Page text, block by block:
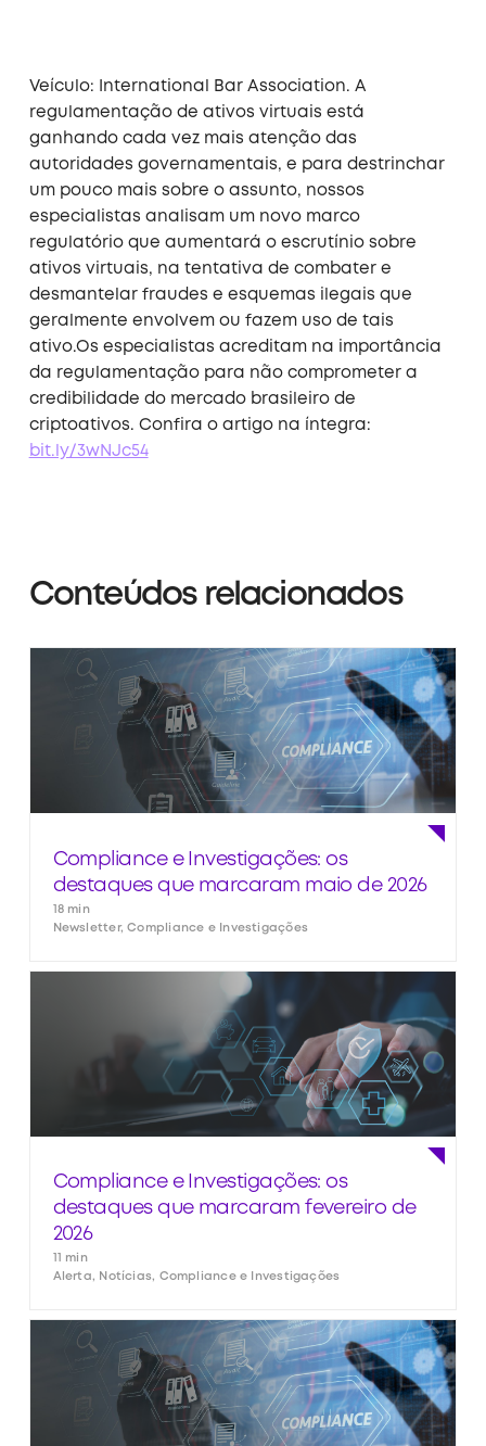
Veículo: International Bar Association. A
regulamentação de ativos virtuais está
ganhando cada vez mais atenção das
autoridades governamentais, e para destrinchar
um pouco mais sobre o assunto, nossos
especialistas analisam um novo marco
regulatório que aumentará o escrutínio sobre
ativos virtuais, na tentativa de combater e
desmantelar fraudes e esquemas ilegais que
geralmente envolvem ou fazem uso de tais
ativo.Os especialistas acreditam na importância
da regulamentação para não comprometer a
credibilidade do mercado brasileiro de
criptoativos. Confira o artigo na íntegra:
bit.ly/3wNJc54
Conteúdos relacionados
Compliance e Investigações: os
destaques que marcaram maio de 2026
18 min
Newsletter, Compliance e Investigações
Compliance e Investigações: os
destaques que marcaram fevereiro de
2026
11 min
Alerta, Notícias, Compliance e Investigações